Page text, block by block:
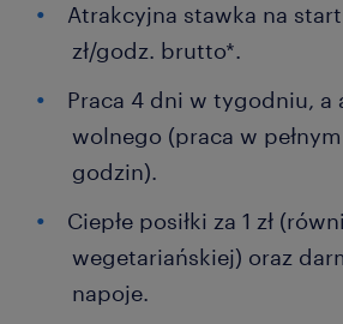
Atrakcyjna stawka na
zł/godz. brutto*.
Praca 4 dni w tygodniu, a
wolnego (praca w
godzin).
Ciepłe posiłki za 1 zł
wegetariańskiej) oraz
napoje.